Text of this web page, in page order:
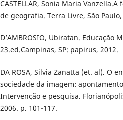
CASTELLAR, Sonia Maria
de geografia. Terra Livre, São
D’AMBROSIO, Ubiratan. Educação
23.ed.Campinas, SP: papirus, 2012.
DA ROSA, Silvia Zanatta (et. al). O
sociedade da imagem:
Intervenção e pesquisa.
2006. p. 101-117.